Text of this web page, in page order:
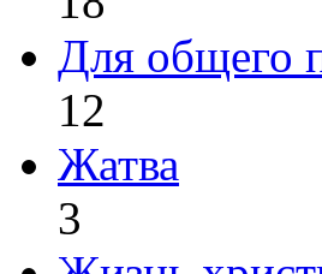
Для общего
12
Жатва
3